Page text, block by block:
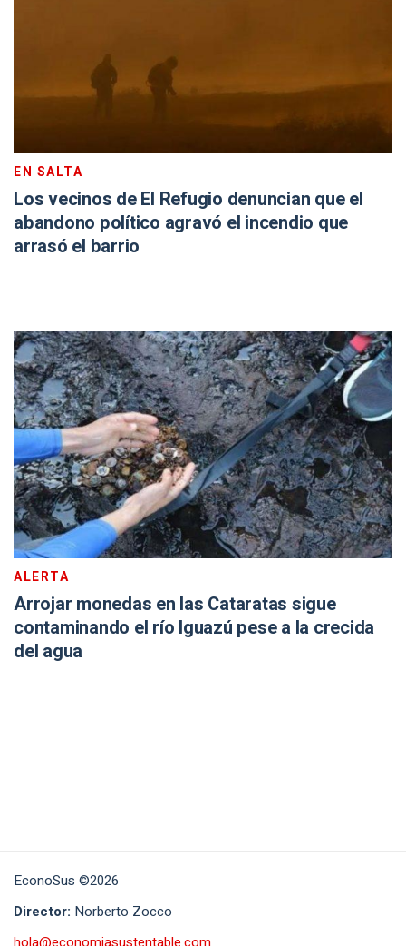
EN SALTA
Los vecinos de El Refugio denuncian que el
abandono político agravó el incendio que
arrasó el barrio
ALERTA
Arrojar monedas en las Cataratas sigue
contaminando el río Iguazú pese a la crecida
del agua
EconoSus ©2026
Director: Norberto Zocco